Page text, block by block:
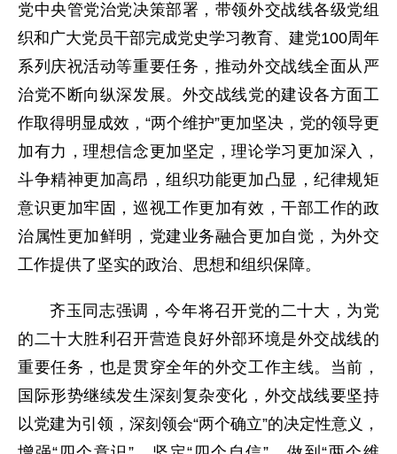
党中央管党治党决策部署，带领外交战线各级党组
织和广大党员干部完成党史学习教育、建党100周年
系列庆祝活动等重要任务，推动外交战线全面从严
治党不断向纵深发展。外交战线党的建设各方面工
作取得明显成效，“两个维护”更加坚决，党的领导更
加有力，理想信念更加坚定，理论学习更加深入，
斗争精神更加高昂，组织功能更加凸显，纪律规矩
意识更加牢固，巡视工作更加有效，干部工作的政
治属性更加鲜明，党建业务融合更加自觉，为外交
工作提供了坚实的政治、思想和组织保障。
齐玉同志强调，今年将召开党的二十大，为党
的二十大胜利召开营造良好外部环境是外交战线的
重要任务，也是贯穿全年的外交工作主线。当前，
国际形势继续发生深刻复杂变化，外交战线要坚持
以党建为引领，深刻领会“两个确立”的决定性意义，